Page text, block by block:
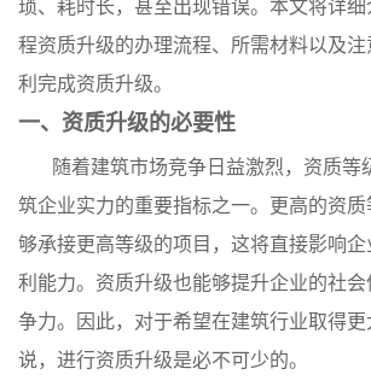
琐、耗时长，甚至出现错误。本文将详
程资质升级的办理流程、所需材料以及
利完成资质升级。
一、资质升级的必要性
随着建筑市场竞争日益激烈，资质等
筑企业实力的重要指标之一。更高的资
够承接更高等级的项目，这将直接影响
利能力。资质升级也能够提升企业的社
争力。因此，对于希望在建筑行业取得
说，进行资质升级是必不可少的。